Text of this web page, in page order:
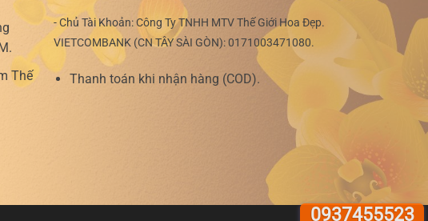
Thế
- Chủ Tài Khoản: Công Ty TNHH MTV Thế Giới Hoa Đẹp.
VIETCOMBANK (CN TÂY SÀI GÒN):0171003471080.
Thanh toán khi nhận hàng (COD).
0937455523